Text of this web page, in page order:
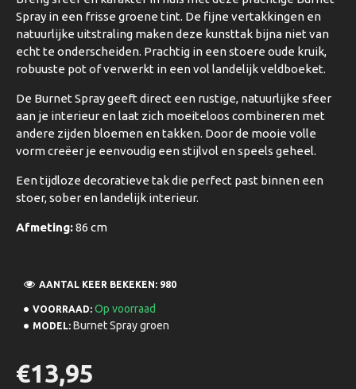
Spray in een frisse groene tint. De fijne vertakkingen en
natuurlijke uitstraling maken deze kunsttak bijna niet van
echt te onderscheiden. Prachtig in een stoere oude kruik,
robuuste pot of verwerkt in een vol landelijk veldboeket.
De Burnet Spray geeft direct een rustige, natuurlijke sfeer
aan je interieur en laat zich moeiteloos combineren met
andere zijden bloemen en takken. Door de mooie volle
vorm creëer je eenvoudig een stijlvol en speels geheel.
Een tijdloze decoratieve tak die perfect past binnen een
stoer, sober en landelijk interieur.
Afmeting:86 cm
VOORRAAD: Op voorraad
MODEL: Burnet Spray groen
AANTAL KEER BEKEKEN: 980
€13,95